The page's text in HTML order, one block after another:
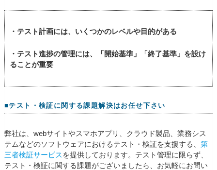
・テスト計画には、いくつかのレベルや目的がある
・テスト進捗の管理には、「開始基準」「終了基準」を設け
ることが重要
■テスト・検証に関する課題解決はお任せ下さい
弊社は、webサイトやスマホアプリ、クラウド製品、業務シス
テムなどのソフトウェアにおけるテスト・検証を支援する、 第
三者検証サービス を提供しております。テスト管理に限らず、
テスト・検証に関する課題がございましたら、お気軽にお問い